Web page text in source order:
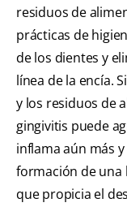
residuos de
prácticas de
de los dientes y
línea de la encía.
y los residuos de
gingivitis puede
inflama aún más
formación de una
que propicia el